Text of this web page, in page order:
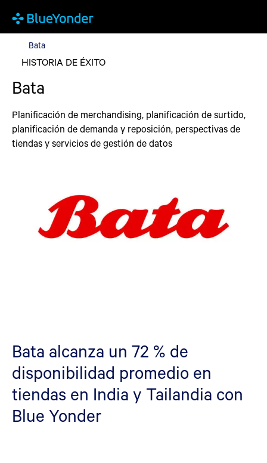
Bata
HISTORIA DE ÉXITO
Bata
Planificación de merchandising, planificación de surtido,
planificación de demanda y reposición, perspectivas de
tiendas y servicios de gestión de datos
Bata alcanza un 72 % de
disponibilidad promedio en
tiendas en India y Tailandia con
Blue Yonder